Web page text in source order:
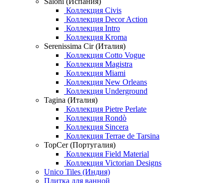
Коллекция Civis
Коллекция Decor Action
Коллекция Intro
Коллекция Kroma
Serenissima Cir (Италия)
Коллекция Cotto Vogue
Коллекция Magistra
Коллекция Miami
Коллекция New Orleans
Коллекция Underground
Tagina (Италия)
Коллекция Pietre Perlate
Коллекция Rondò
Коллекция Sincera
Коллекция Terrae de Tarsina
TopCer (Португалия)
Коллекция Field Material
Коллекция Victorian Designs
Unico Tiles (Индия)
Плитка для ванной